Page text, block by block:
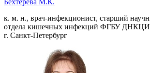
Бехтерева М.К.
к. м. н., врач-инфекционист, старший
отдела кишечных инфекций ФГБУ
г. Санкт-Петербург